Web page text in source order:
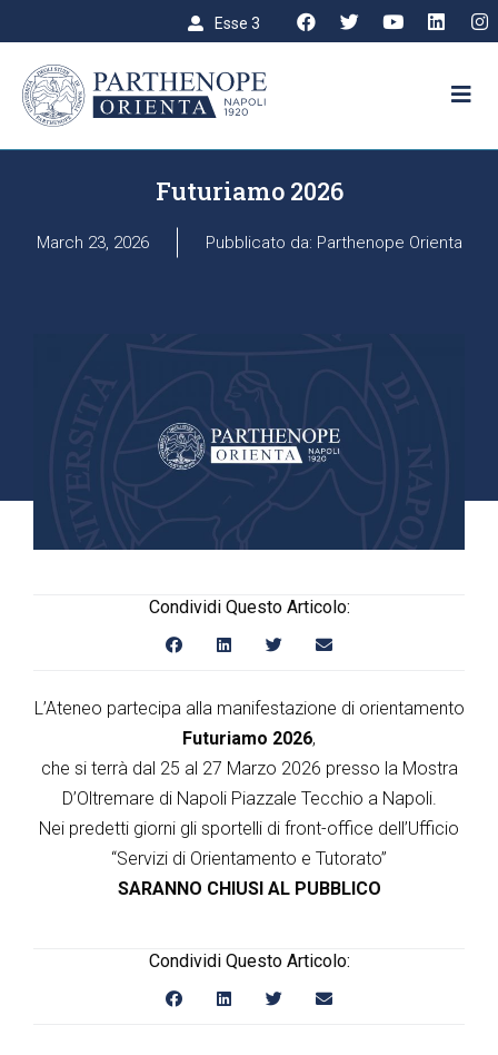
Esse 3
Futuriamo 2026
March 23, 2026 Pubblicato da: Parthenope Orienta
Condividi Questo Articolo:
L’Ateneo partecipa alla manifestazione di orientamento
Futuriamo 2026,
che si terrà dal 25 al 27 Marzo 2026 presso la Mostra
D’Oltremare di Napoli Piazzale Tecchio a Napoli.
Nei predetti giorni gli sportelli di front-office dell’Ufficio
“Servizi di Orientamento e Tutorato”
SARANNO CHIUSI AL PUBBLICO
Condividi Questo Articolo: